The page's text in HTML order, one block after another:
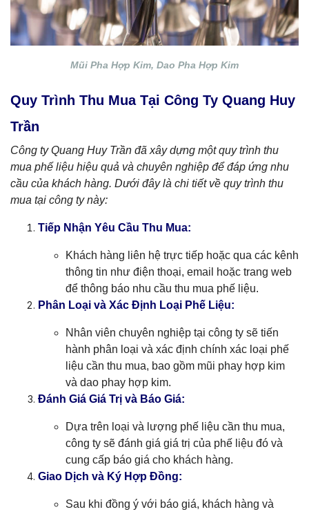
Mũi Pha Hợp Kim, Dao Pha Hợp Kim
Quy Trình Thu Mua Tại Công Ty Quang Huy
Trần
Công ty Quang Huy Trần đã xây dựng một quy trình thu
mua phế liệu hiệu quả và chuyên nghiệp để đáp ứng nhu
cầu của khách hàng. Dưới đây là chi tiết về quy trình thu
mua tại công ty này:
Tiếp Nhận Yêu Cầu Thu Mua:
Khách hàng liên hệ trực tiếp hoặc qua các kênh
thông tin như điện thoại, email hoặc trang web
để thông báo nhu cầu thu mua phế liệu.
Phân Loại và Xác Định Loại Phế Liệu:
Nhân viên chuyên nghiệp tại công ty sẽ tiến
hành phân loại và xác định chính xác loại phế
liệu cần thu mua, bao gồm mũi phay hợp kim
và dao phay hợp kim.
Đánh Giá Giá Trị và Báo Giá:
Dựa trên loại và lượng phế liệu cần thu mua,
công ty sẽ đánh giá giá trị của phế liệu đó và
cung cấp báo giá cho khách hàng.
Giao Dịch và Ký Hợp Đồng:
Sau khi đồng ý với báo giá, khách hàng và